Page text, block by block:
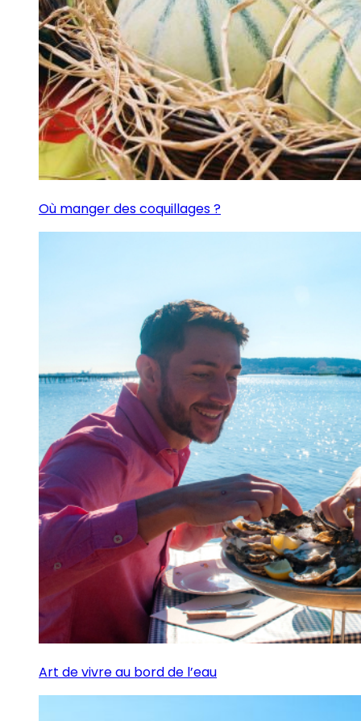
Où manger des coquillages ?
Art de vivre au bord de l’eau